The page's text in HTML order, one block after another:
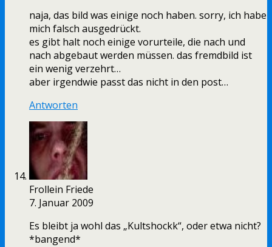
naja, das bild was einige noch haben. sorry, ich habe
mich falsch ausgedrückt.
es gibt halt noch einige vorurteile, die nach und
nach abgebaut werden müssen. das fremdbild ist
ein wenig verzehrt…
aber irgendwie passt das nicht in den post…
Antworten
Frollein Friede
7. Januar 2009
Es bleibt ja wohl das „Kultshockk“, oder etwa nicht?
*bangend*